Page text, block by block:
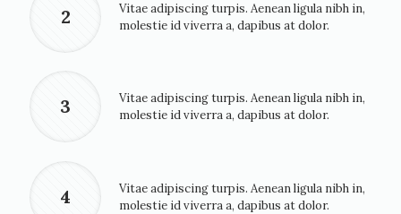
2
Vitae adipiscing turpis. Aenean ligula nibh in,
molestie id viverra a, dapibus at dolor.
3
Vitae adipiscing turpis. Aenean ligula nibh in,
molestie id viverra a, dapibus at dolor.
4
Vitae adipiscing turpis. Aenean ligula nibh in,
molestie id viverra a, dapibus at dolor.